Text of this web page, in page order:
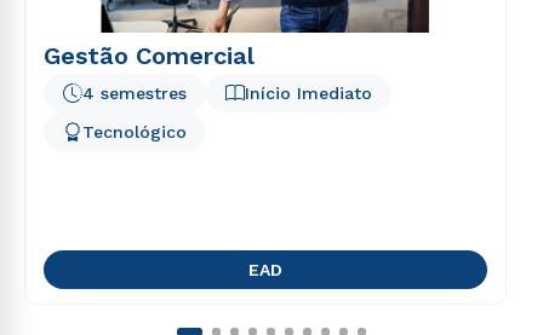
Gestão Comercial
Início Imediato
4 semestres
Tecnológico
EAD